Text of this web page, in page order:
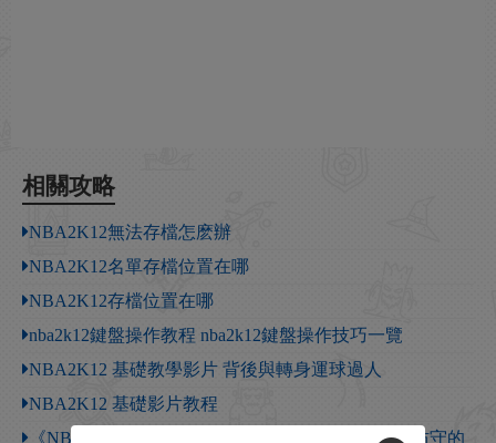
相關攻略
NBA2K12無法存檔怎麽辦
NBA2K12名單存檔位置在哪
NBA2K12存檔位置在哪
nba2k12鍵盤操作教程 nba2k12鍵盤操作技巧一覽
NBA2K12 基礎教學影片 背後與轉身運球過人
NBA2K12 基礎影片教程
《NBA 2K12》三分球進球的秘密以及解決隊友不防守的